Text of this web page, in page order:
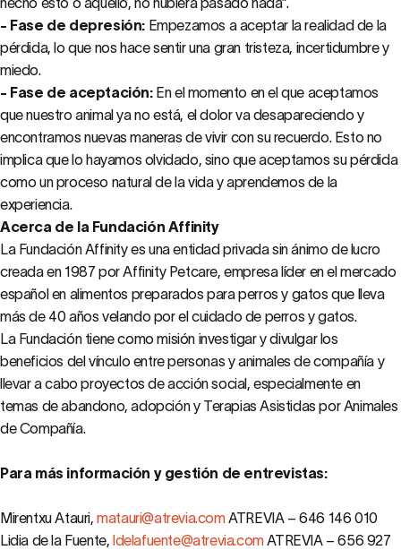
- Fase de depresión: Empezamos a aceptar la realidad de la
pérdida, lo que nos hace sentir una gran tristeza, incertidumbre y
miedo.
- Fase de aceptación: En el momento en el que aceptamos
que nuestro animal ya no está, el dolor va desapareciendo y
encontramos nuevas maneras de vivir con su recuerdo. Esto no
implica que lo hayamos olvidado, sino que aceptamos su pérdida
como un proceso natural de la vida y aprendemos de la
experiencia.
Acerca de la Fundación Affinity
La Fundación Affinity es una entidad privada sin ánimo de lucro
creada en 1987 por Affinity Petcare, empresa líder en el mercado
español en alimentos preparados para perros y gatos que lleva
más de 40 años velando por el cuidado de perros y gatos.
La Fundación tiene como misión investigar y divulgar los
beneficios del vínculo entre personas y animales de compañía y
llevar a cabo proyectos de acción social, especialmente en
temas de abandono, adopción y Terapias Asistidas por Animales
de Compañía.
Para más información y gestión de entrevistas:
Mirentxu Atauri,matauri@atrevia.comATREVIA – 646 146 010
Lidia de la Fuente, ldelafuente@atrevia.comATREVIA – 656 927